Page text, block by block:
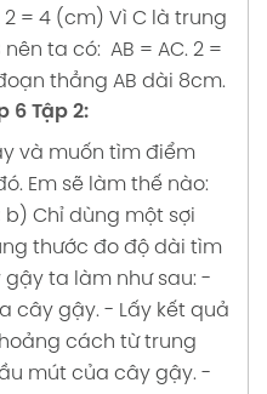
2 = 4 (cm) Vì C là trung
ta có: AB = AC. 2 =
thẳng AB dài 8cm.
6 Tập 2:
và muốn tìm điểm
Em sẽ làm thế nào:
b) Chỉ dùng một sợi
thước đo độ dài tìm
ta làm như sau: -
cây gậy. - Lấy kết quả
cách từ trung
mút của cây gậy. -